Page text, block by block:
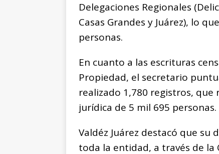
Delegaciones Regionales
Casas Grandes y Juárez), lo
personas.
En cuanto a las escrituras
Propiedad, el secretario
realizado 1,780 registros,
jurídica de 5 mil 695 personas.
Valdéz Juárez destacó que
toda la entidad, a través de la